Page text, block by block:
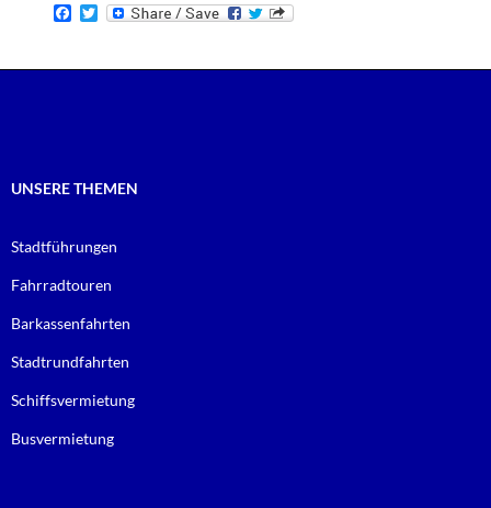
F
e
T
t
UNSERE THEMEN
Stadtführungen
Fahrradtouren
Barkassenfahrten
Stadtrundfahrten
Schiffsvermietung
Busvermietung